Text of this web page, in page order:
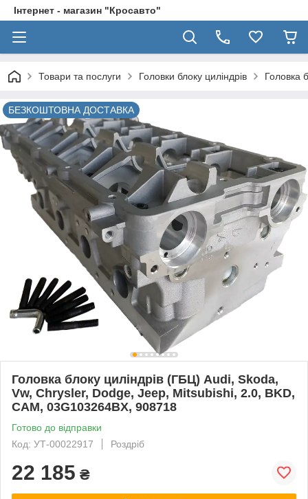
Інтернет - магазин "Кросавто"
Товари та послуги Головки блоку циліндрів Головка
БЕЗКОШТОВНА ДОСТАВКА
Головка блоку циліндрів (ГБЦ) Audi, Skoda,
Vw, Chrysler, Dodge, Jeep, Mitsubishi, 2.0, BKD,
CAM, 03G103264BX, 908718
Готово до відправки
Код: УТ-00022917
Роздріб
22 185 ₴